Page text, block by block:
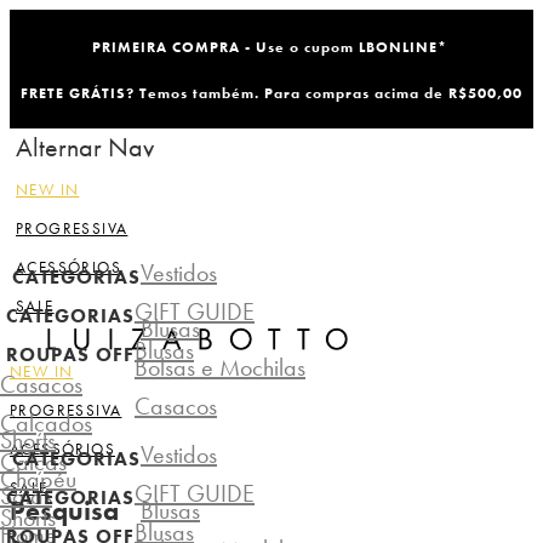
PRIMEIRA COMPRA - Use o cupom LBONLINE*
FRETE GRÁTIS? Temos também. Para compras acima de R$500,00
Alternar Nav
NEW IN
PROGRESSIVA
CATEGORIASVestidos
Blusas
Casacos
Shorts
Saias
ACESSÓRIOS
CATEGORIASGIFT GUIDE
Bolsas e Mochilas
Calçados
Chapéu
Home
SALE
ROUPAS OFFBlusas
Casacos
Calças
Shorts
NEW IN
PROGRESSIVA
CATEGORIASVestidos
Blusas
ACESSÓRIOS
CATEGORIASGIFT GUIDE
SALE
ROUPAS OFFBlusas
Pesquisa